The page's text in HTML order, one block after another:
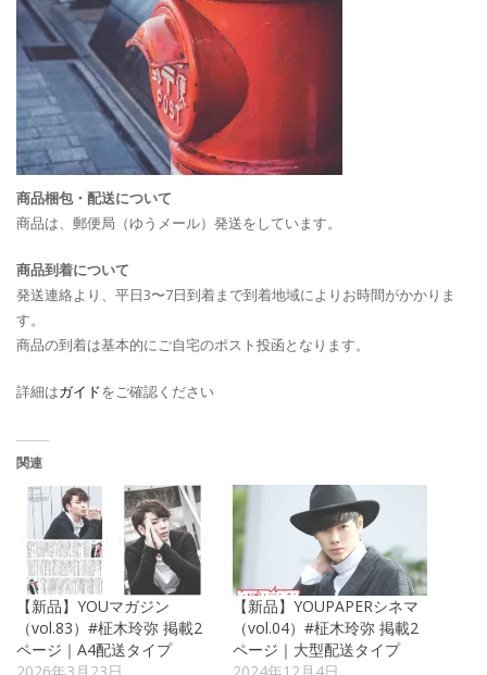
商品梱包・配送について
商品は、郵便局（ゆうメール）発送をしています。
商品到着について
発送連絡より、平日3〜7日到着まで到着地域によりお時間がかかりま
す。
商品の到着は基本的にご自宅のポスト投函となります。
詳細はガイドをご確認ください
関連
【新品】YOUマガジン
（vol.83）#柾木玲弥 掲載2
ページ｜A4配送タイプ
【新品】YOUPAPERシネマ
（vol.04）#柾木玲弥 掲載2
ページ｜大型配送タイプ